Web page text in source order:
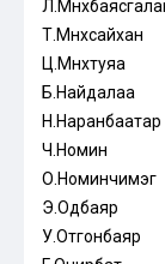
Т.Мөнхсайхан
Ц.Мөнхтуяа
Б.Найдалаа
Н.Наранбаатар
Ч.Номин
О.Номинчимэг
Э.Одбаяр
У.Отгонбаяр